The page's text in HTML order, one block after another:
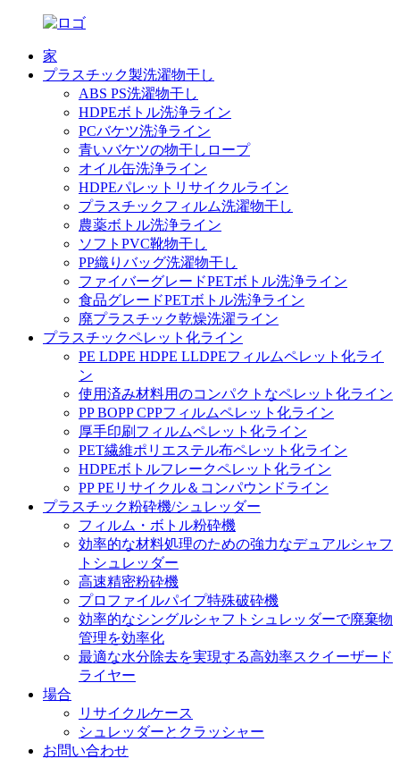
家
プラスチック製洗濯物干し
ABS PS洗濯物干し
HDPEボトル洗浄ライン
PCバケツ洗浄ライン
青いバケツの物干しロープ
オイル缶洗浄ライン
HDPEパレットリサイクルライン
プラスチックフィルム洗濯物干し
農薬ボトル洗浄ライン
ソフトPVC靴物干し
PP織りバッグ洗濯物干し
ファイバーグレードPETボトル洗浄ライン
食品グレードPETボトル洗浄ライン
廃プラスチック乾燥洗濯ライン
プラスチックペレット化ライン
PE LDPE HDPE LLDPEフィルムペレット化ライ
ン
使用済み材料用のコンパクトなペレット化ライン
PP BOPP CPPフィルムペレット化ライン
厚手印刷フィルムペレット化ライン
PET繊維ポリエステル布ペレット化ライン
HDPEボトルフレークペレット化ライン
PP PEリサイクル＆コンパウンドライン
プラスチック粉砕機/シュレッダー
フィルム・ボトル粉砕機
効率的な材料処理のための強力なデュアルシャフ
トシュレッダー
高速精密粉砕機
プロファイルパイプ特殊破砕機
効率的なシングルシャフトシュレッダーで廃棄物
管理を効率化
最適な水分除去を実現する高効率スクイーザード
ライヤー
場合
リサイクルケース
シュレッダーとクラッシャー
お問い合わせ